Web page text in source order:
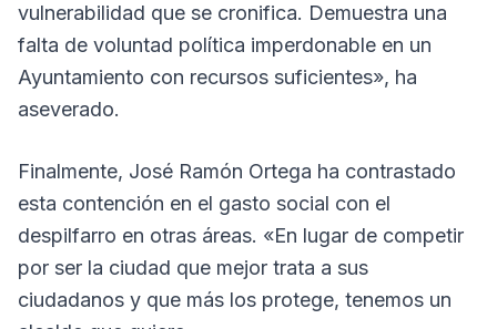
vulnerabilidad que se cronifica. Demuestra una
falta de voluntad política imperdonable en un
Ayuntamiento con recursos suficientes», ha
aseverado.
Finalmente, José Ramón Ortega ha contrastado
esta contención en el gasto social con el
despilfarro en otras áreas. «En lugar de competir
por ser la ciudad que mejor trata a sus
ciudadanos y que más los protege, tenemos un